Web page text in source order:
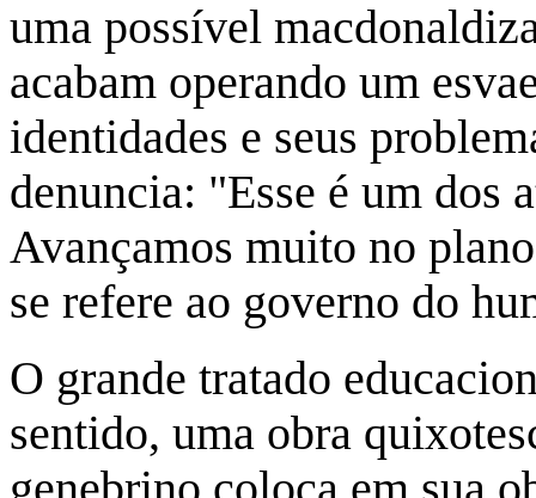
uma possível
acabam operando um
identidades e seus
denuncia: "Esse é um dos
Avançamos muito no
se refere ao governo do
O grande tratado
sentido, uma obra